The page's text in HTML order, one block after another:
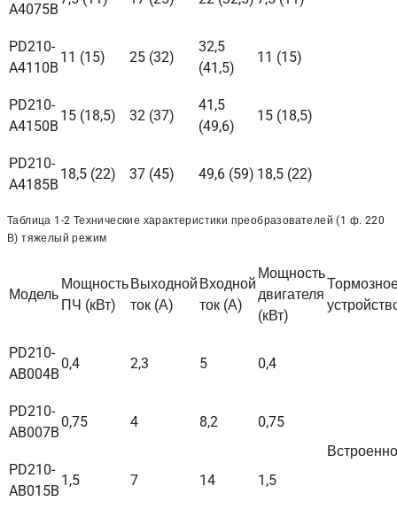
A4075B
PD210-
A4110B
11 (15) 25 (32)
32,5
(41,5)
11 (15)
PD210-
A4150B
15 (18,5) 32 (37)
41,5
(49,6)
15 (18,5)
PD210-
A4185B
18,5 (22) 37 (45) 49,6 (59) 18,5 (22)
Таблица 1-2 Технические характеристики преобразователей (1 ф. 220
В) тяжелый режим
Модель
Мощность
ПЧ (кВт)
Выходной
ток (А)
Входной
ток (А)
Мощность
двигателя
(кВт)
PD210-
AB004B
0,4 2,3 5 0,4
PD210-
AB007B
0,75 4 8,2 0,75
PD210-
AB015B
1,5 7 14 1,5